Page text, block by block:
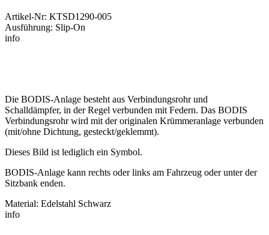
Artikel-Nr: KTSD1290-005
Ausführung: Slip-On
info
Die BODIS-Anlage besteht aus Verbindungsrohr und
Schalldämpfer, in der Regel verbunden mit Federn. Das BODIS
Verbindungsrohr wird mit der originalen Krümmeranlage verbunden
(mit/ohne Dichtung, gesteckt/geklemmt).
Dieses Bild ist lediglich ein Symbol.
BODIS-Anlage kann rechts oder links am Fahrzeug oder unter der
Sitzbank enden.
Material: Edelstahl Schwarz
info